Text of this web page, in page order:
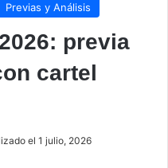
Previas y Análisis
previa
cartel
el 1 julio, 2026